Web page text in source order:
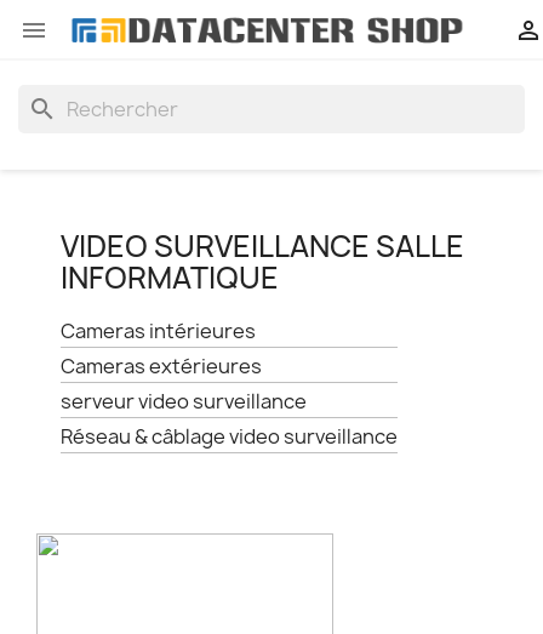
 
search
VIDEO SURVEILLANCE SALLE
INFORMATIQUE
Cameras intérieures
Cameras extérieures
serveur video surveillance
Réseau & câblage video surveillance